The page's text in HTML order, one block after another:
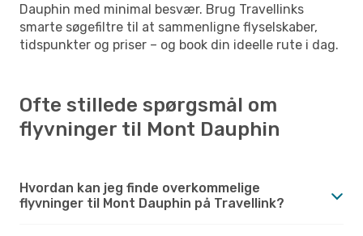
Dauphin med minimal besvær. Brug Travellinks
smarte søgefiltre til at sammenligne flyselskaber,
tidspunkter og priser – og book din ideelle rute i dag.
Ofte stillede spørgsmål om
flyvninger til Mont Dauphin
Hvordan kan jeg finde overkommelige
flyvninger til Mont Dauphin på Travellink?